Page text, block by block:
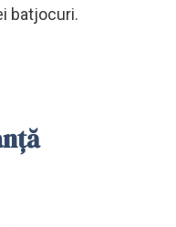
batjocuri.